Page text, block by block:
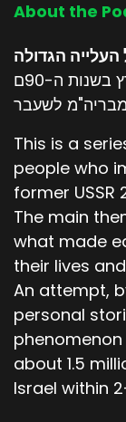
About the
הגדולה
סיפורי העלייה של האנשים שעלו לארץ בשנות ה-90ם
This is a
people who
former
The main
what made
their lives
An attempt,
personal
phenomenon
about 1.5
Israel within